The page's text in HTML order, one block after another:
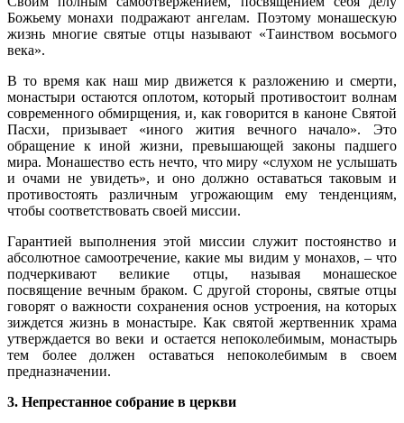
Божьему монахи подражают ангелам. Поэтому монашескую
жизнь многие святые отцы называют «Таинством восьмого
века».
В то время как наш мир движется к разложению и смерти,
монастыри остаются оплотом, который противостоит волнам
современного обмирщения, и, как говорится в каноне Святой
Пасхи, призывает «иного жития вечного начало». Это
обращение к иной жизни, превышающей законы падшего
мира. Монашество есть нечто, что миру «слухом не услышать
и очами не увидеть», и оно должно оставаться таковым и
противостоять различным угрожающим ему тенденциям,
чтобы соответствовать своей миссии.
Гарантией выполнения этой миссии служит постоянство и
абсолютное самоотречение, какие мы видим у монахов, – что
подчеркивают великие отцы, называя монашеское
посвящение вечным браком. С другой стороны, святые отцы
говорят о важности сохранения основ устроения, на которых
зиждется жизнь в монастыре. Как святой жертвенник храма
утверждается во веки и остается непоколебимым, монастырь
тем более должен оставаться непоколебимым в своем
предназначении.
3. Непрестанное собрание в церкви